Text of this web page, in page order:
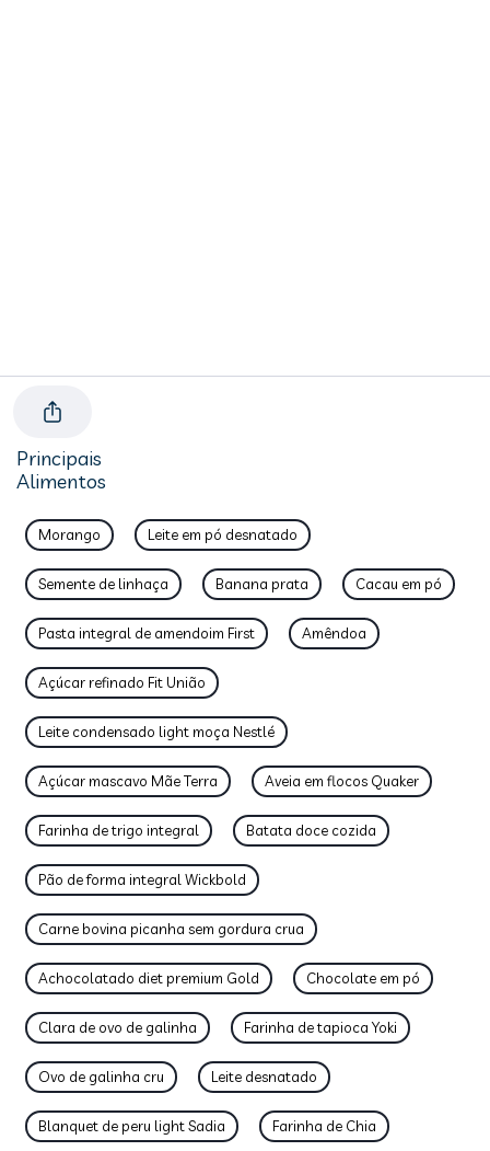
Principais
Alimentos
Morango Leite em pó desnatado
Semente de linhaça Banana prata Cacau em pó
Pasta integral de amendoim First Amêndoa
Açúcar refinado Fit União
Leite condensado light moça Nestlé
Açúcar mascavo Mãe Terra Aveia em flocos Quaker
Farinha de trigo integral Batata doce cozida
Pão de forma integral Wickbold
Carne bovina picanha sem gordura crua
Achocolatado diet premium Gold Chocolate em pó
Clara de ovo de galinha Farinha de tapioca Yoki
Ovo de galinha cru Leite desnatado
Blanquet de peru light Sadia Farinha de Chia